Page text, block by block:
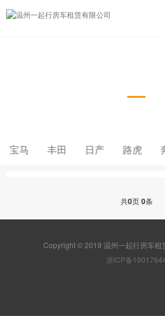
宝马 丰田 日产 路虎
共0页0条
Copyright © 2019 温州一起行房车租
浙ICP备